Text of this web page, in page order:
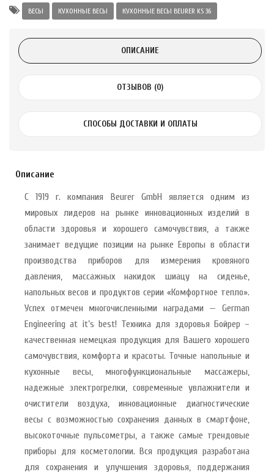
ВЕСЫ КУХОННЫЕ ВЕСЫ КУХОННЫЕ ВЕСЫ BEURER KS 36
ОПИСАНИЕ
ОТЗЫВОВ (0)
СПОСОБЫ ДОСТАВКИ И ОПЛАТЫ
Описание
С 1919 г. компания Beurer GmbH является одним из
мировых лидеров на рынке инновационных изделий в
области здоровья и хорошего самочувствия, а также
занимает ведущие позиции на рынке Европы в области
производства приборов для измерения кровяного
давления, массажных накидок шиацу на сиденье,
напольных весов и продуктов серии «Комфортное тепло».
Успех отмечен многочисленными наградами — German
Engineering at it’s best! Техника для здоровья Бойрер –
качественная немецкая продукция для Вашего хорошего
самочувствия, комфорта и красоты. Точные напольные и
кухонные весы, многофункциональные массажеры,
надежные электрогрелки, современные увлажнители и
очистители воздуха, инновационные диагностические
весы с возможностью сохранения данных в смартфоне,
высокоточные пульсометры, а также самые трендовые
приборы для косметологии. Вся продукция разработана
для сохранения и улучшения здоровья, поддержания